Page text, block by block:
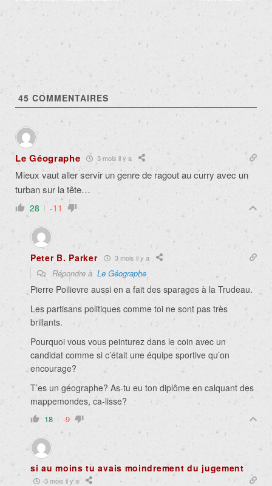
articles
45 COMMENTAIRES
Le Géographe 3 mois il y a
Mieux vaut aller servir un genre de ragout au curry avec un
turban sur la tête…
28 -11
Peter B. Parker 3 mois il y a
Répondre à Le Géographe
Pierre Poilievre aussi en a fait des sparages à la Trudeau.
Les partisans politiques comme toi ne sont pas très
brillants.
Pourquoi vous vous peinturez dans le coin avec un
candidat comme si c’était une équipe sportive qu’on
encourage?
T’es un géographe? As-tu eu ton diplôme en calquant des
mappemondes, ca-lisse?
18 -9
si au moins tu avais moindrement du jugement
3 mois il y a